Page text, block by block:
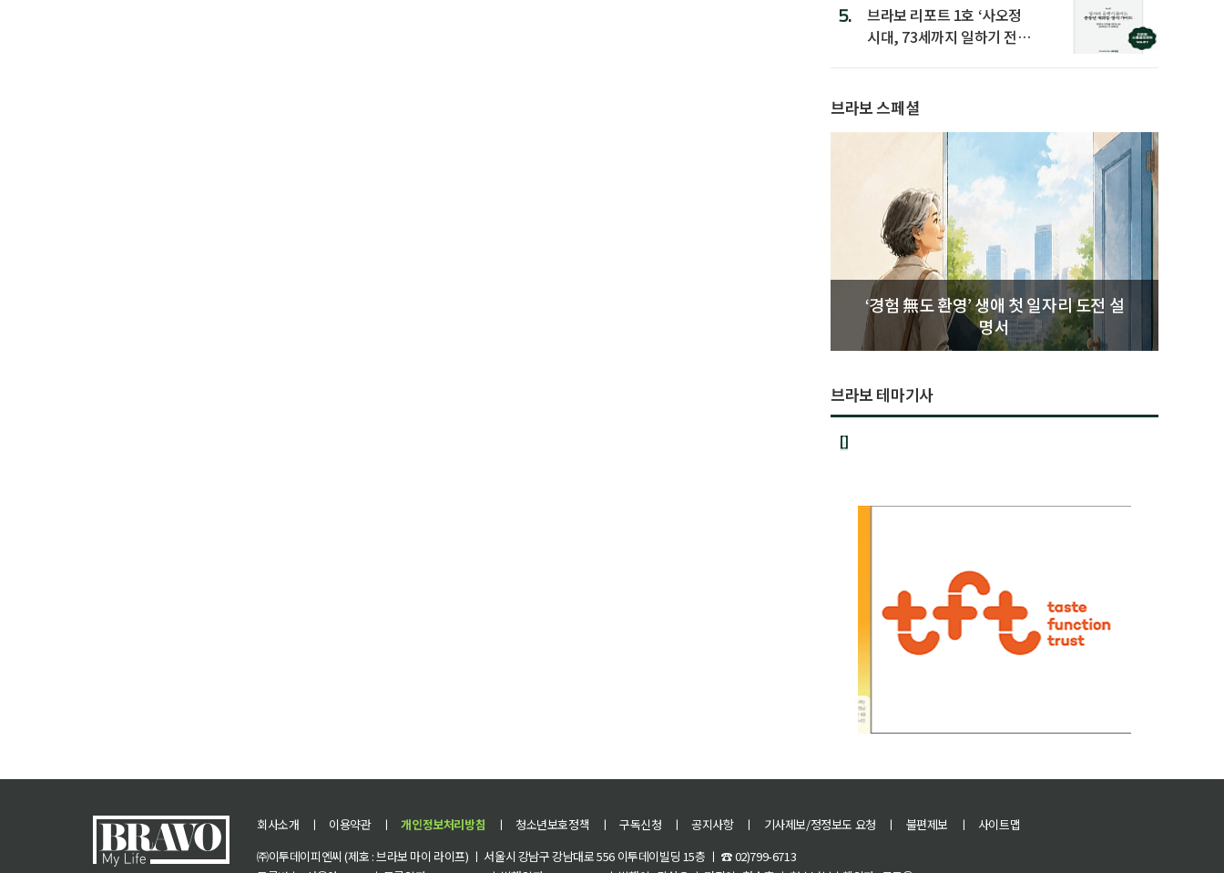
5.
브라보 리포트 1호 ‘사오정
시대, 73세까지 일하기 전략’
브라보 스페셜
‘경험 無도 환영’ 생애 첫 일자리 도전 설
명서
브라보 테마기사
[]
회사소개 ㅣ 이용약관 ㅣ 개인정보처리방침 ㅣ 청소년보호정책 ㅣ 구독신청 ㅣ 공지사항 ㅣ 기사제보/정정보도 요청 ㅣ 불편제보 ㅣ
사이트맵
㈜이투데이피엔씨 (제호 : 브라보 마이 라이프) ㅣ 서울시 강남구 강남대로 556 이투데이빌딩 15층 ㅣ ☎ 02)799-6713